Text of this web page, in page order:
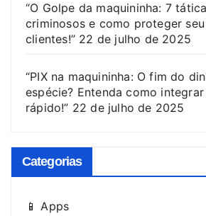
“O Golpe da maquininha: 7
criminosos e como proteger
clientes!” 22 de julho de 2025
“PIX na maquininha: O fim do
espécie? Entenda como
rápido!” 22 de julho de 2025
Categorias
📱 Apps